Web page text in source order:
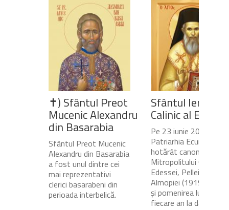
✝) Sfântul Preot
Mucenic Alexandru
din Basarabia
Sfântul Preot Mucenic
Alexandru din Basarabia
a fost unul dintre cei
mai reprezentativi
clerici basarabeni din
perioada interbelică.
Sfântul Ierarh
Calinic al
Pe 23 iunie 2020,
Patriarhia Ecumenică a
hotărât canonizarea
Mitropolitului Calinic al
Edessei, Pellei și
Almopiei (1919-1984)
și pomenirea lui în
fiecare an la data de...